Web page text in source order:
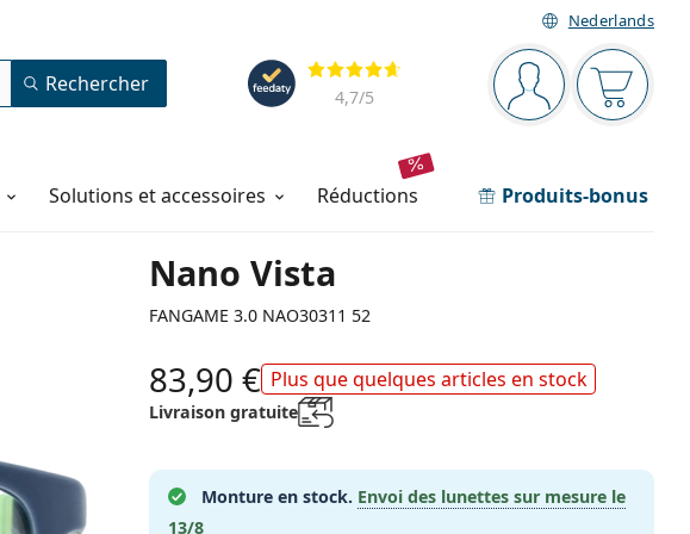
Nederlands
Barre de navigation
Vous êtesVotre
Évaluation
4,7/5
Rechercher
Solutions et accessoires réductions Produits-bonus
Nano Vista
FANGAME 3.0 NAO30311 52
83,90 € Plus que quelques articles en stock
Livraison gratuite
Monture en stock. Envoi des lunettes sur mesure le
13/8